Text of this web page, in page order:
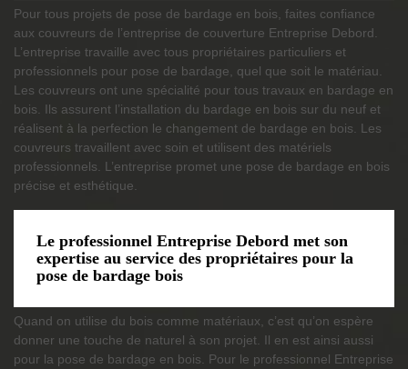
Pour tous projets de pose de bardage en bois, faites confiance
aux couvreurs de l’entreprise de couverture Entreprise Debord.
L’entreprise travaille avec tous propriétaires particuliers et
professionnels pour pose de bardage, quel que soit le matériau.
Les couvreurs ont une spécialité pour tous travaux en bardage en
bois. Ils assurent l’installation du bardage en bois sur du neuf et
réalisent à la perfection le changement de bardage en bois. Les
couvreurs travaillent avec soin et utilisent des matériels
professionnels. L’entreprise promet une pose de bardage en bois
précise et esthétique.
Le professionnel Entreprise Debord met son
expertise au service des propriétaires pour la
pose de bardage bois
Quand on utilise du bois comme matériaux, c’est qu’on espère
donner une touche de naturel à son projet. Il en est ainsi aussi
pour la pose de bardage en bois. Pour le professionnel Entreprise